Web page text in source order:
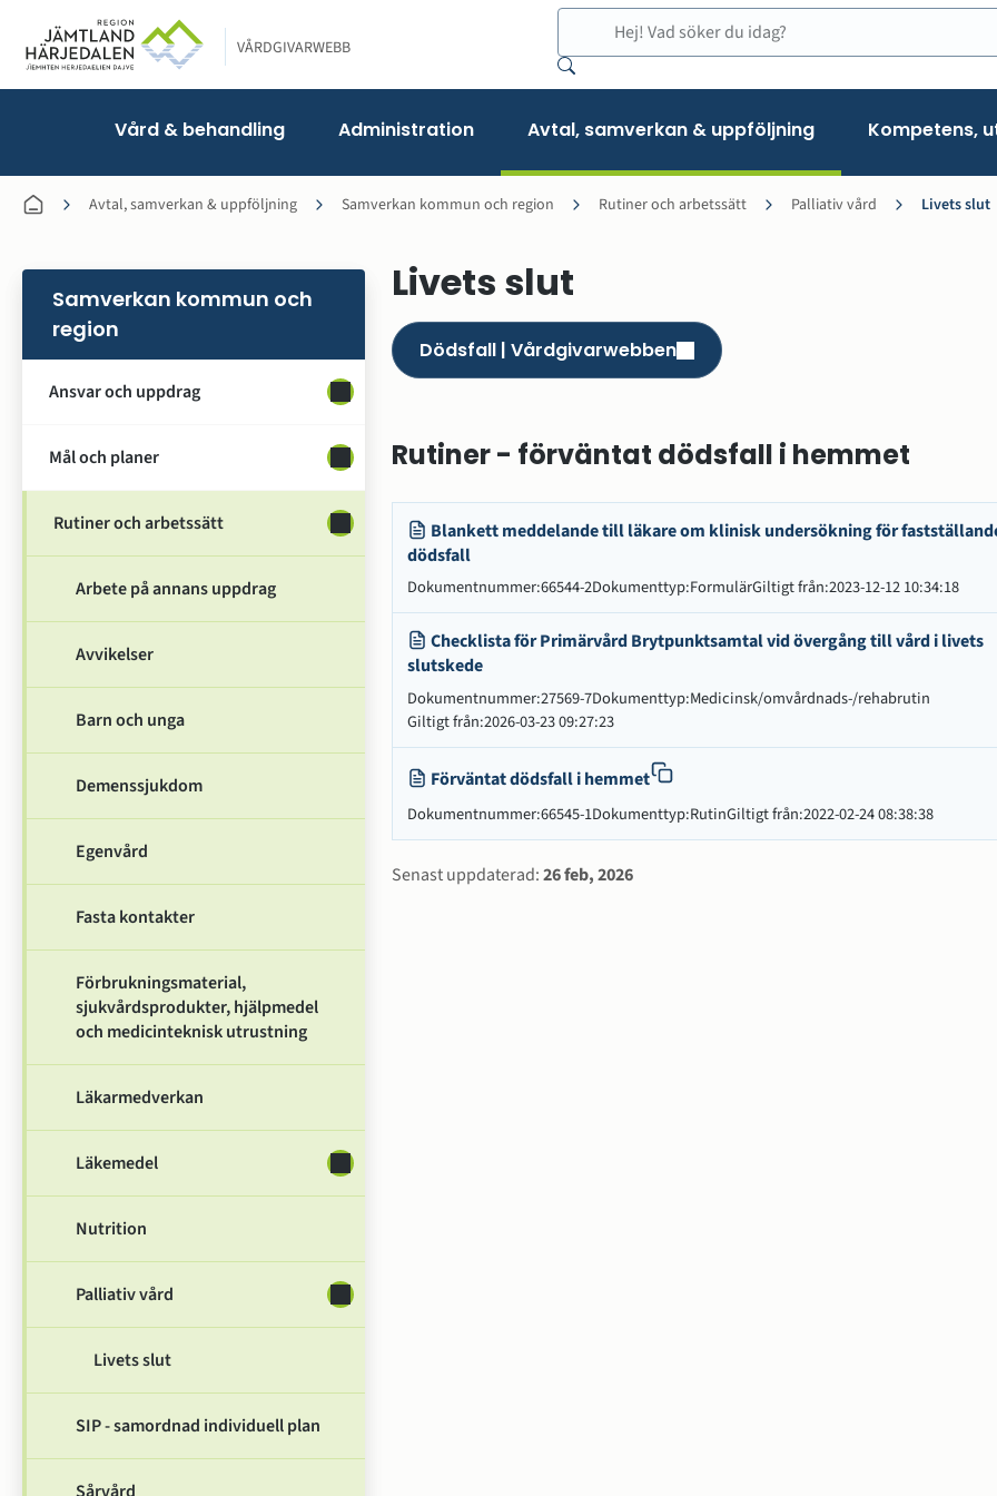
VÅRDGIVARWEBB
Vård & behandling Administration Avtal, samverkan & uppföljning Kompetens,
Avtal, samverkan & uppföljning Samverkan kommun och region Rutiner och arbetssätt Palliativ vård Livets slut
Samverkan kommun och
region
Ansvar och uppdrag Undersidor för Ansvar och uppdrag
Mål och planer Undersidor för Mål och planer
Rutiner och arbetssätt Undersidor för Rutiner och arbetssätt
Arbete på annans uppdrag
Avvikelser
Barn och unga
Demenssjukdom
Egenvård
Fasta kontakter
Förbrukningsmaterial,
sjukvårdsprodukter, hjälpmedel
och medicinteknisk utrustning
Läkarmedverkan
Läkemedel Undersidor för Läkemedel
Nutrition
Palliativ vård Undersidor för Palliativ vård
Livets slut
SIP - samordnad individuell plan
Livets slut
Dödsfall | Vårdgivarwebben
()
Rutiner - förväntat dödsfall i hemmet
Blankett meddelande till läkare om klinisk undersökning för
dödsfall
Dokumentnummer:66544-2Dokumenttyp:FormulärGiltigt från:2023-12-12 10:34:18
Checklista för Primärvård Brytpunktsamtal vid övergång till vård i livets
slutskede
Dokumentnummer:27569-7Dokumenttyp:Medicinsk/omvårdnads-/rehabrutin
Giltigt från:2026-03-23 09:27:23
Förväntat dödsfall i hemmet
Dokumentnummer:66545-1Dokumenttyp:RutinGiltigt från:2022-02-24 08:38:38
Sidinformation
Senast uppdaterad:26 feb, 2026